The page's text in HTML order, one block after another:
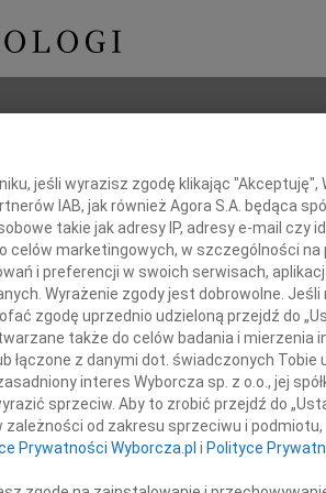
zmarła
jeśli wyrazisz zgodę klikając "Akceptuję",
IAB, jak również Agora S.A. będąca
takie jak adresy IP, adresy e-mail czy
celów marketingowych, w szczególności
i preferencji w swoich serwisach,
Wyrażenie zgody jest dobrowolne.
zgodę uprzednio udzieloną przejdź do
także do celów badania i mierzenia
łączone z danymi dot. świadczonych Tobie
interes Wyborcza sp. z o.o., jej
sprzeciw. Aby to zrobić przejdź do
od zakresu sprzeciwu i podmiotu,
Prywatności Wyborcza.pl i Polityce